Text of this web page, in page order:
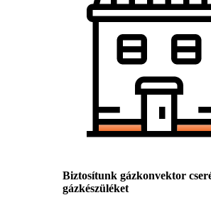
Biztosítunk gázkonvektor
gázkészüléket